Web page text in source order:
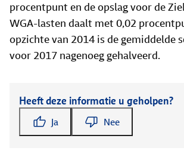
procentpunt en de opslag voor de
WGA-lasten daalt met 0,02
opzichte van 2014 is de gemiddelde
voor 2017 nagenoeg gehalveerd.
Heeft deze informatie u geholpen?
Ja Nee